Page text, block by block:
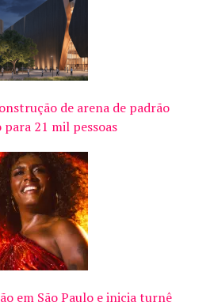
de arena de padrão
21 mil pessoas
em São Paulo e inicia turnê